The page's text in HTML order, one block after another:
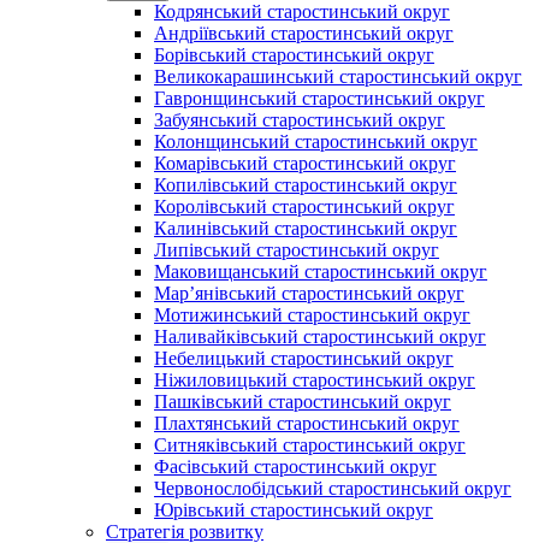
Кодрянський старостинський округ
Андріївський старостинський округ
Борівський старостинський округ
Великокарашинський старостинський округ
Гавронщинський старостинський округ
Забуянський старостинський округ
Колонщинський старостинський округ
Комарівський старостинський округ
Копилівський старостинський округ
Королівський старостинський округ
Калинівський старостинський округ
Липівський старостинський округ
Маковищанський старостинський округ
Мар’янівський старостинський округ
Мотижинський старостинський округ
Наливайківський старостинський округ
Небелицький старостинський округ
Ніжиловицький старостинський округ
Пашківський старостинський округ
Плахтянський старостинський округ
Ситняківський старостинський округ
Фасівський старостинський округ
Червонослобідський старостинський округ
Юрівський старостинський округ
Стратегія розвитку